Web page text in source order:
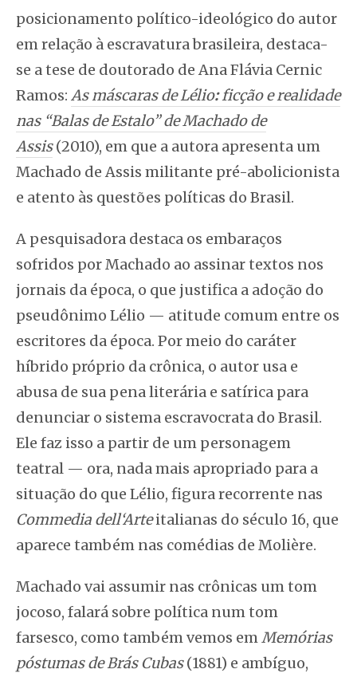
posicionamento político-ideológico do autor
em relação à escravatura brasileira, destaca-
se a tese de doutorado de Ana Flávia Cernic
Ramos: As máscaras de Lélio:ficção e realidade
nas “Balas de Estalo” de Machado de
Assis(2010), em que a autora apresenta um
Machado de Assis militante pré-abolicionista
e atento às questões políticas do Brasil.
A pesquisadora destaca os embaraços
sofridos por Machado ao assinar textos nos
jornais da época, o que justifica a adoção do
pseudônimo Lélio — atitude comum entre os
escritores da época. Por meio do caráter
híbrido próprio da crônica, o autor usa e
abusa de sua pena literária e satírica para
denunciar o sistema escravocrata do Brasil.
Ele faz isso a partir de um personagem
teatral — ora, nada mais apropriado para a
situação do que Lélio, figura recorrente nas
Commedia dell‘Arteitalianas do século 16, que
aparece também nas comédias de Molière.
Machado vai assumir nas crônicas um tom
jocoso, falará sobre política num tom
farsesco, como também vemos emMemórias
póstumas de Brás Cubas(1881) e ambíguo,